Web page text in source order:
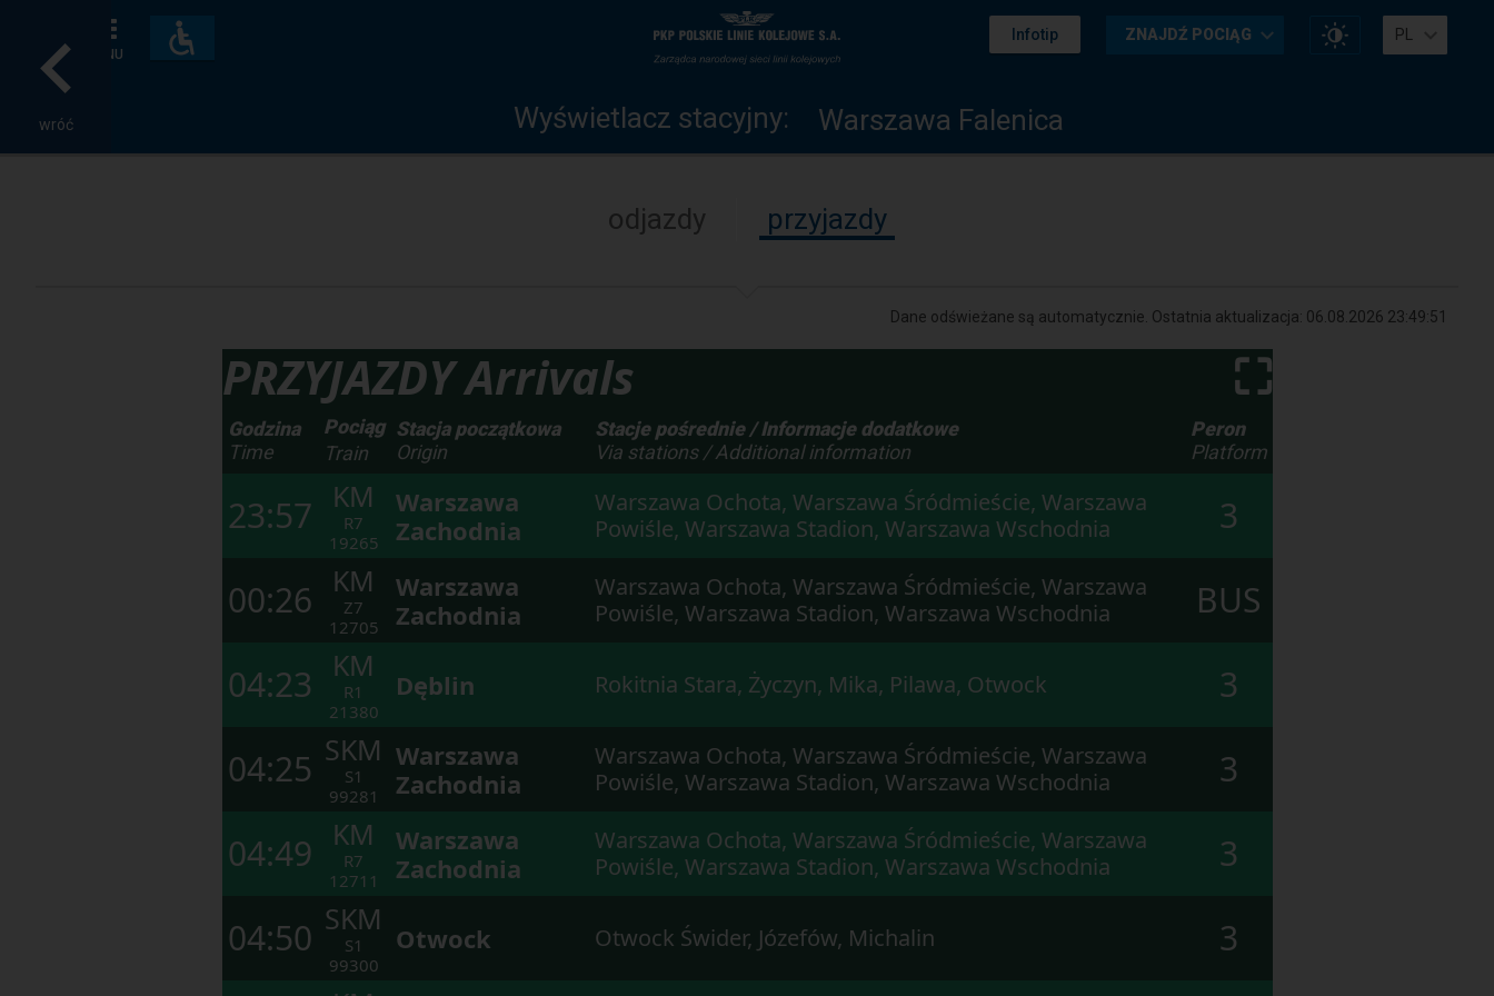
wróć
MENU
Dostępność
i
Infotip ZNAJDŹ POCIĄG
Zmień
kontrast
PL
Wyświetlacz
stacyjny
Strona
główna
Wyświetlacz stacyjny: Warszawa Falenica
odjazdy przyjazdy
Dane odświeżane są automatycznie. Ostatnia aktualizacja: 06.08.2026 23:49:51
PRZYJAZDY Arrivals ⛶
Godzina
Time
Pociąg
Train
Stacja początkowa
Origin
Stacje pośrednie / Informacje dodatkowe
Via stations / Additional information
Peron
Platform
23:57 KM
R7
19265
Warszawa
Zachodnia
Warszawa Ochota, Warszawa Śródmieście, Warszawa
Powiśle, Warszawa Stadion, Warszawa Wschodnia
3
00:26
KM
Z7
12705
Warszawa
Zachodnia
Warszawa Ochota, Warszawa Śródmieście, Warszawa
Powiśle, Warszawa Stadion, Warszawa Wschodnia
BUS
04:23
KM
R1
21380
Dęblin Rokitnia Stara, Życzyn, Mika, Pilawa, Otwock
3
04:25 SKM
S1
99281
Warszawa
Zachodnia
Warszawa Ochota, Warszawa Śródmieście, Warszawa
Powiśle, Warszawa Stadion, Warszawa Wschodnia
3
04:49
KM
R7
12711
Warszawa
Zachodnia
Warszawa Ochota, Warszawa Śródmieście, Warszawa
Powiśle, Warszawa Stadion, Warszawa Wschodnia
3
04:50 SKM
S1
99300
Otwock Otwock Świder, Józefów, Michalin
3